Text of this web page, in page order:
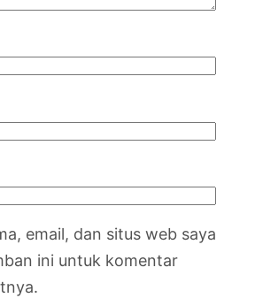
email, dan situs web saya
ini untuk komentar